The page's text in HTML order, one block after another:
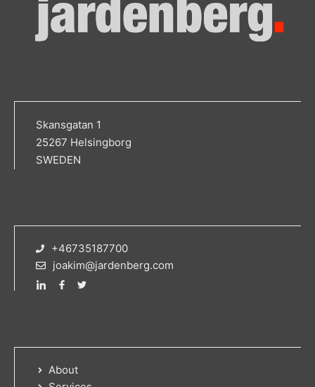
Skansgatan 1
25267 Helsingborg
SWEDEN
+46735187700
joakim@jardenberg.com
About